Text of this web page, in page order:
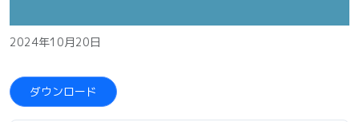
2024年10月20日
ダウンロード